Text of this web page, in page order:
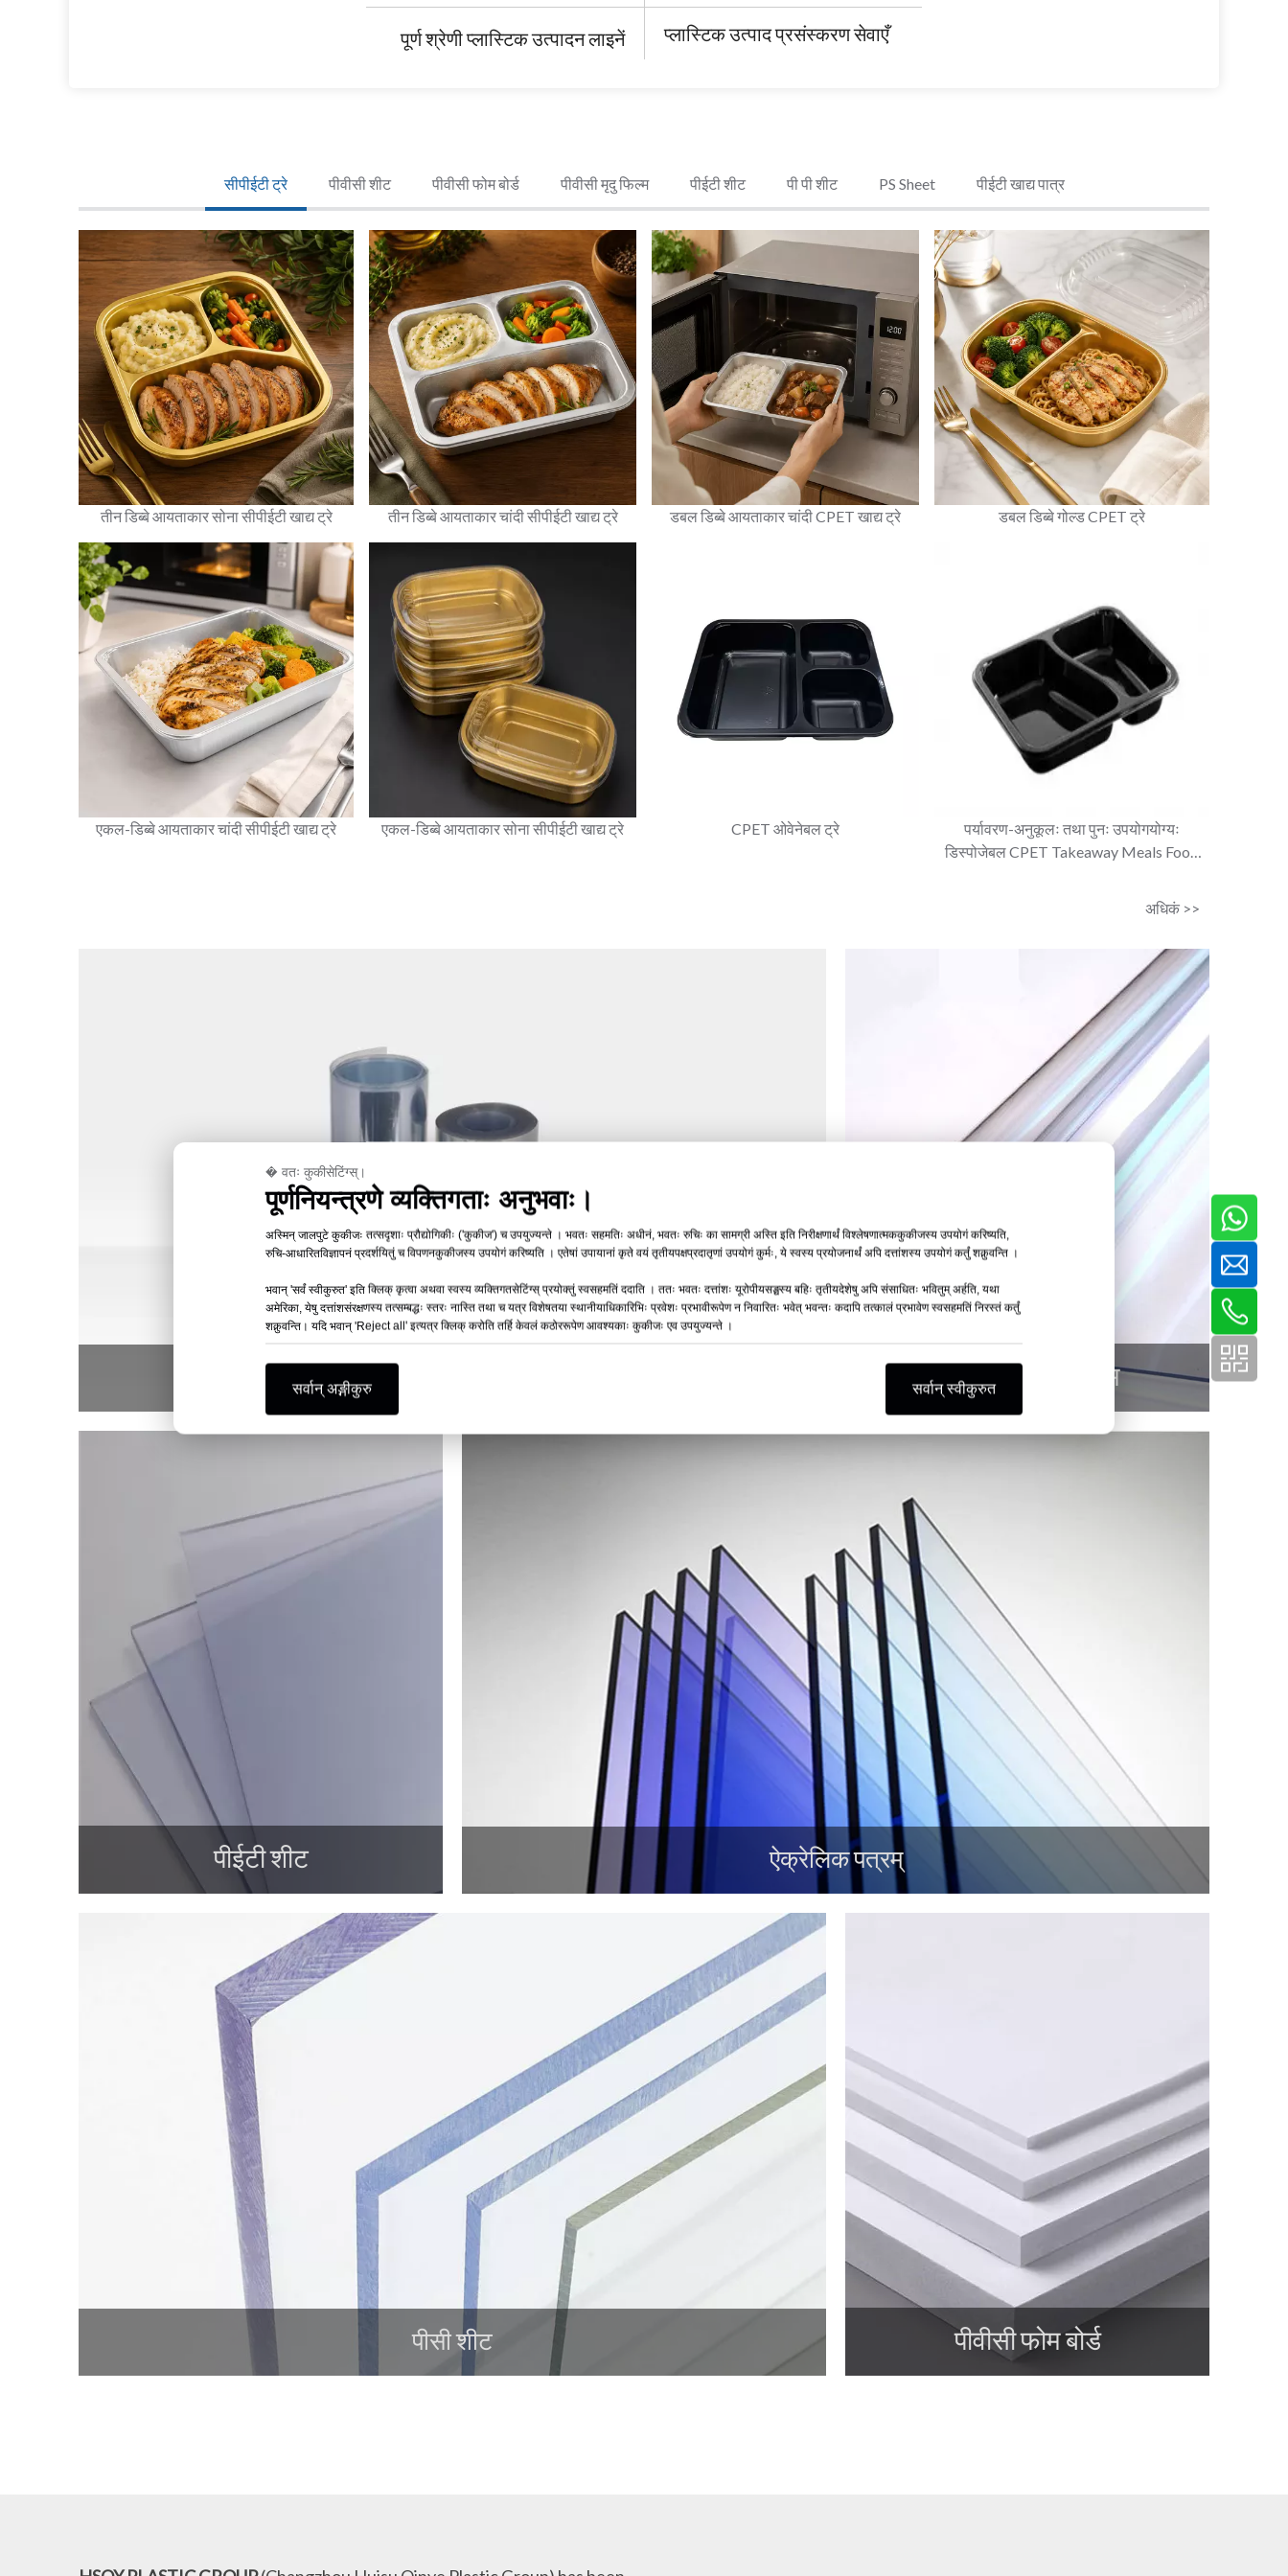
पूर्ण श्रेणी प्लास्टिक उत्पादन लाइनें प्लास्टिक उत्पाद प्रसंस्करण सेवाएँ
सीपीईटी ट्रे पीवीसी शीट पीवीसी फोम बोर्ड पीवीसी मृदु फिल्म पीईटी शीट पी पी शीट PS Sheet पीईटी खाद्य पात्र
तीन डिब्बे आयताकार सोना सीपीईटी खाद्य ट्रे तीन डिब्बे आयताकार चांदी सीपीईटी खाद्य ट्रे डबल डिब्बे आयताकार चांदी CPET खाद्य ट्रे डबल डिब्बे गोल्ड CPET ट्रे
एकल-डिब्बे आयताकार चांदी सीपीईटी खाद्य ट्रे एकल-डिब्बे आयताकार सोना सीपीईटी खाद्य ट्रे CPET ओवेनेबल ट्रे
पर्यावरण-अनुकूलः तथा पुनः उपयोगयोग्यः
डिस्पोजेबल CPET Takeaway Meals Food
अधिकं >>
पीवीसी कठोर पत्रक पीवीसी लचीला फिल्म
पीईटी शीट ऐक्रेलिक पत्रम्
पीसी शीट पीवीसी फोम बोर्ड
� वतः कुकीसेटिंग्स्।
पूर्णनियन्त्रणे व्यक्तिगताः अनुभवाः।
अस्मिन् जालपुटे कुकीजः तत्सदृशाः प्रौद्योगिकीः ('कुकीज') च उपयुज्यन्ते । भवतः सहमतिः अधीनं, भवतः रुचिः का सामग्री अस्ति इति निरीक्षणार्थं विश्लेषणात्मककुकीजस्य उपयोगं करिष्यति,
रुचि-आधारितविज्ञापनं प्रदर्शयितुं च विपणनकुकीजस्य उपयोगं करिष्यति । एतेषां उपायानां कृते वयं तृतीयपक्षप्रदातृणां उपयोगं कुर्मः, ये स्वस्य प्रयोजनार्थं अपि दत्तांशस्य उपयोगं कर्तुं शक्नुवन्ति ।
भवान् 'सर्वं स्वीकुरुत' इति क्लिक् कृत्वा अथवा स्वस्य व्यक्तिगतसेटिंग्स् प्रयोक्तुं स्वसहमतिं ददाति । ततः भवतः दत्तांशः यूरोपीयसङ्घस्य बहिः तृतीयदेशेषु अपि संसाधितः भवितुम् अर्हति, यथा
अमेरिका, येषु दत्तांशसंरक्षणस्य तत्सम्बद्धः स्तरः नास्ति तथा च यत्र विशेषतया स्थानीयाधिकारिभिः प्रवेशः प्रभावीरूपेण न निवारितः भवेत् भवन्तः कदापि तत्कालं प्रभावेण स्वसहमतिं निरस्तं कर्तुं
शक्नुवन्ति। यदि भवान् 'Reject all' इत्यत्र क्लिक् करोति तर्हि केवलं कठोररूपेण आवश्यकाः कुकीजः एव उपयुज्यन्ते ।
सर्वान् अङ्गीकुरु सर्वान् स्वीकुरुत